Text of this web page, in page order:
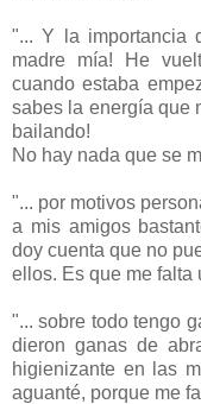
"... Y la importancia
madre mía! He
cuando estaba
sabes la energía que
bailando!
No hay nada que se
"... por motivos
a mis amigos
doy cuenta que no
ellos. Es que me falta
"... sobre todo tengo
dieron ganas de
higienizante en las
aguanté, porque me